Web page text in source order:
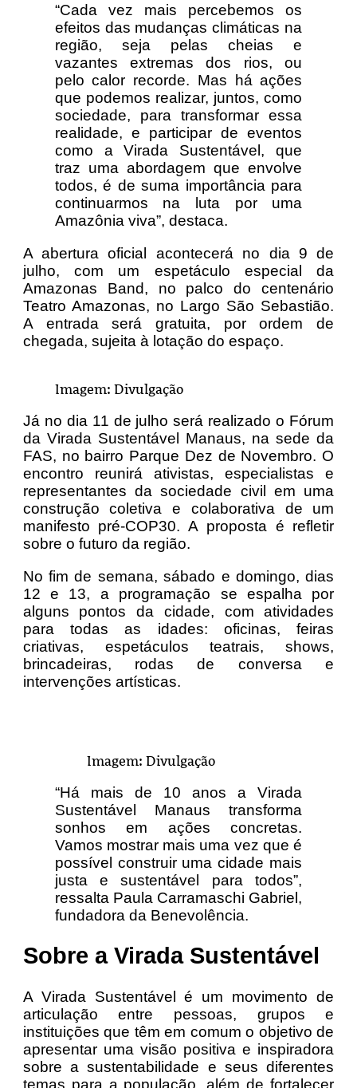
“Cada vez mais percebemos os
efeitos das mudanças climáticas na
região, seja pelas cheias e
vazantes extremas dos rios, ou
pelo calor recorde. Mas há ações
que podemos realizar, juntos, como
sociedade, para transformar essa
realidade, e participar de eventos
como a Virada Sustentável, que
traz uma abordagem que envolve
todos, é de suma importância para
continuarmos na luta por uma
Amazônia viva”, destaca.
A abertura oficial acontecerá no dia 9 de
julho, com um espetáculo especial da
Amazonas Band, no palco do centenário
Teatro Amazonas, no Largo São Sebastião.
A entrada será gratuita, por ordem de
chegada, sujeita à lotação do espaço.
Imagem: Divulgação
Já no dia 11 de julho será realizado o Fórum
da Virada Sustentável Manaus, na sede da
FAS, no bairro Parque Dez de Novembro. O
encontro reunirá ativistas, especialistas e
representantes da sociedade civil em uma
construção coletiva e colaborativa de um
manifesto pré-COP30. A proposta é refletir
sobre o futuro da região.
No fim de semana, sábado e domingo, dias
12 e 13, a programação se espalha por
alguns pontos da cidade, com atividades
para todas as idades: oficinas, feiras
criativas, espetáculos teatrais, shows,
brincadeiras, rodas de conversa e
intervenções artísticas.
Imagem: Divulgação
“Há mais de 10 anos a Virada
Sustentável Manaus transforma
sonhos em ações concretas.
Vamos mostrar mais uma vez que é
possível construir uma cidade mais
justa e sustentável para todos”,
ressalta Paula Carramaschi Gabriel,
fundadora da Benevolência.
Sobre a Virada Sustentável
A Virada Sustentável é um movimento de
articulação entre pessoas, grupos e
instituições que têm em comum o objetivo de
apresentar uma visão positiva e inspiradora
sobre a sustentabilidade e seus diferentes
temas para a população, além de fortalecer